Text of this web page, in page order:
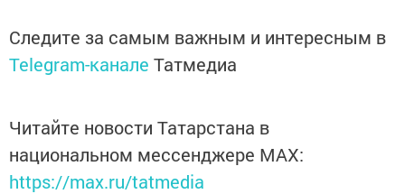
Следите за самым важным и интересным в
Telegram-канале Татмедиа
Читайте новости Татарстана в
национальном мессенджере MАХ:
https://max.ru/tatmedia